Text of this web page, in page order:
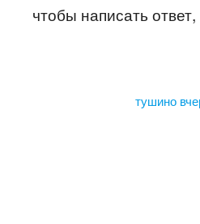
чтобы написать
тушино